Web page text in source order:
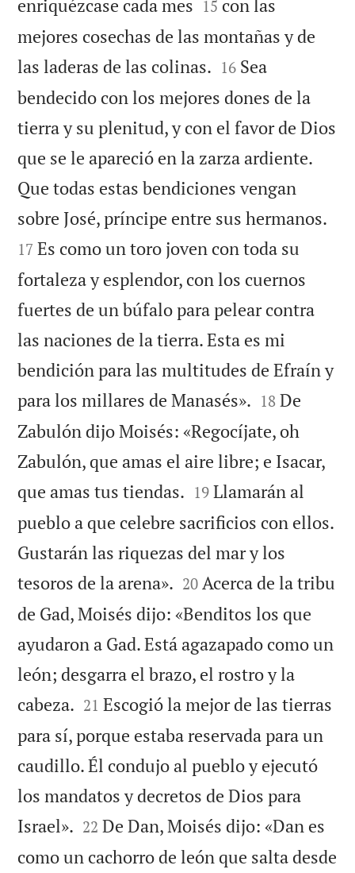
enriquézcase cada mes 15 con las
mejores cosechas de las montañas y de
las laderas de las colinas. 

16 Sea
bendecido con los mejores dones de la
tierra y su plenitud, y con el favor de Dios
que se le apareció en la zarza ardiente.
Que todas estas bendiciones vengan
sobre José, príncipe entre sus hermanos.
17 Es como un toro joven con toda su
fortaleza y esplendor, con los cuernos
fuertes de un búfalo para pelear contra
las naciones de la tierra. Esta es mi
bendición para las multitudes de Efraín y
para los millares de Manasés». 

18 De
Zabulón dijo Moisés: «Regocíjate, oh
Zabulón, que amas el aire libre; e Isacar,
que amas tus tiendas. 

19 Llamarán al
pueblo a que celebre sacrificios con ellos.
Gustarán las riquezas del mar y los
tesoros de la arena». 

20 Acerca de la tribu
de Gad, Moisés dijo: «Benditos los que
ayudaron a Gad. Está agazapado como un
león; desgarra el brazo, el rostro y la
cabeza. 

21 Escogió la mejor de las tierras
para sí, porque estaba reservada para un
caudillo. Él condujo al pueblo y ejecutó
los mandatos y decretos de Dios para
Israel». 

22 De Dan, Moisés dijo: «Dan es
como un cachorro de león que salta desde